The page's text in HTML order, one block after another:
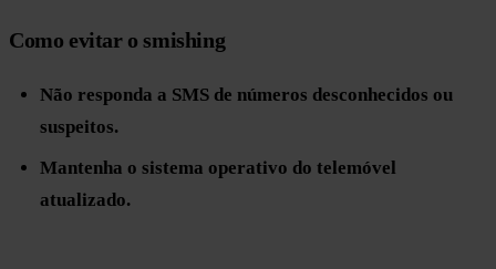
Como evitar o smishing
Não responda a SMS de números desconhecidos ou
suspeitos.
Mantenha o sistema operativo do telemóvel
atualizado.